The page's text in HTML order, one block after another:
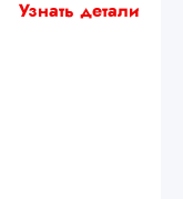
Узнать детали